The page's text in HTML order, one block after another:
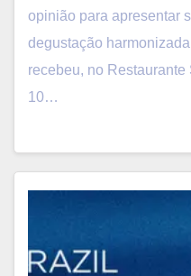
opinião para apresentar
degustação
recebeu, no
10…